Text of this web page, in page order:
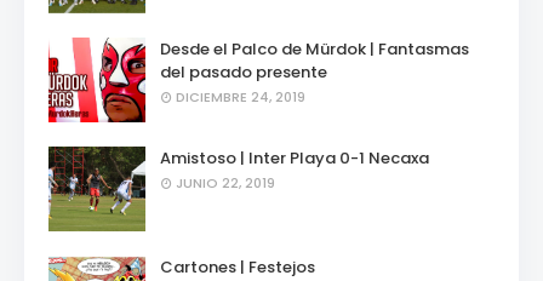
Desde el Palco de Mürdok | Fantasmas
del pasado presente
DICIEMBRE 24, 2019
Amistoso | Inter Playa 0-1 Necaxa
JUNIO 22, 2019
Cartones | Festejos